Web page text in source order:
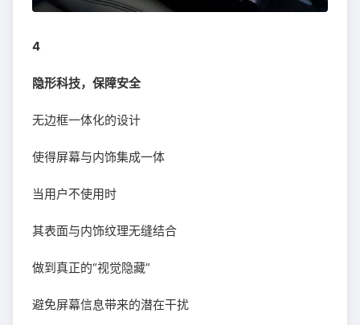
4
隐形科技，保障安全
无边框一体化的设计
使得屏幕与内饰集成一体
当用户不使用时
其表面与内饰纹理无缝结合
做到真正的“视觉隐藏”
避免屏幕信息带来的潜在干扰